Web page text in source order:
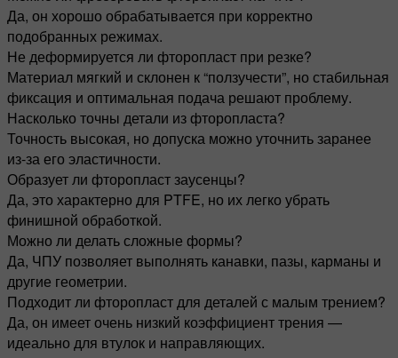
Да, он хорошо обрабатывается при корректно
подобранных режимах.
Не деформируется ли фторопласт при резке?
Материал мягкий и склонен к “ползучести”, но стабильная
фиксация и оптимальная подача решают проблему.
Насколько точны детали из фторопласта?
Точность высокая, но допуска можно уточнить заранее
из-за его эластичности.
Образует ли фторопласт заусенцы?
Да, это характерно для PTFE, но их легко убрать
финишной обработкой.
Можно ли делать сложные формы?
Да, ЧПУ позволяет выполнять канавки, пазы, карманы и
другие геометрии.
Подходит ли фторопласт для деталей с малым трением?
Да, он имеет очень низкий коэффициент трения —
идеально для втулок и направляющих.